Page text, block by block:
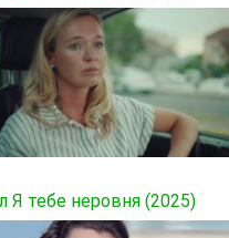
Я тебе неровня (2025)